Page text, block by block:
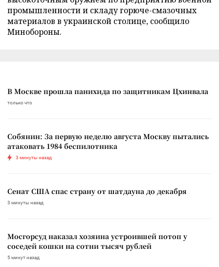
промышленности и складу горюче-смазочных
материалов в украинской столице, сообщило
Минобороны.
В Москве прошла панихида по защитникам Цхинвала
только что
Собянин: За первую неделю августа Москву пытались
атаковать 1984 беспилотника
3 минуты назад
Сенат США спас страну от шатдауна до декабря
3 минуты назад
Мосгорсуд наказал хозяина устроившей потоп у
соседей кошки на сотни тысяч рублей
5 минут назад